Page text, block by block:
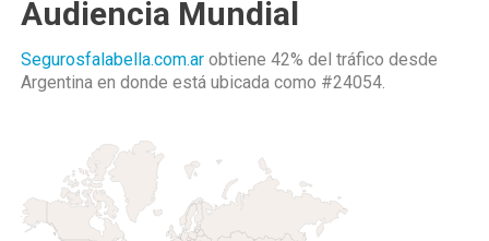
Audiencia Mundial
Segurosfalabella.com.ar obtiene 42% del tráfico desde
Argentina en donde está ubicada como #24054.